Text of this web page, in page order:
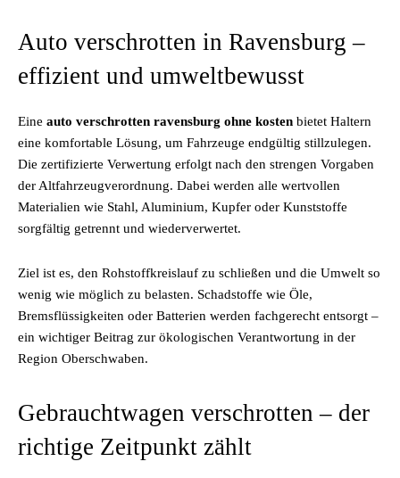
Auto verschrotten in Ravensburg –
effizient und umweltbewusst
Eine auto verschrotten ravensburg ohne kosten bietet Haltern
eine komfortable Lösung, um Fahrzeuge endgültig stillzulegen.
Die zertifizierte Verwertung erfolgt nach den strengen Vorgaben
der Altfahrzeugverordnung. Dabei werden alle wertvollen
Materialien wie Stahl, Aluminium, Kupfer oder Kunststoffe
sorgfältig getrennt und wiederverwertet.
Ziel ist es, den Rohstoffkreislauf zu schließen und die Umwelt so
wenig wie möglich zu belasten. Schadstoffe wie Öle,
Bremsflüssigkeiten oder Batterien werden fachgerecht entsorgt –
ein wichtiger Beitrag zur ökologischen Verantwortung in der
Region Oberschwaben.
Gebrauchtwagen verschrotten – der
richtige Zeitpunkt zählt